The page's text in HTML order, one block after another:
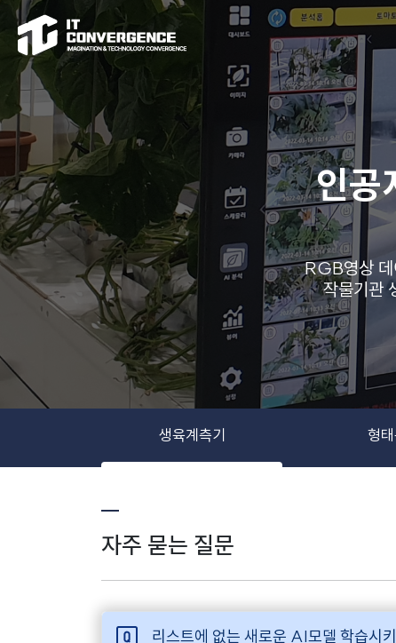
인공
RGB영상 데
작물기관
생육계측기 형
자주 묻는 질문
리스트에 없는 새로운 AI모델 학습시